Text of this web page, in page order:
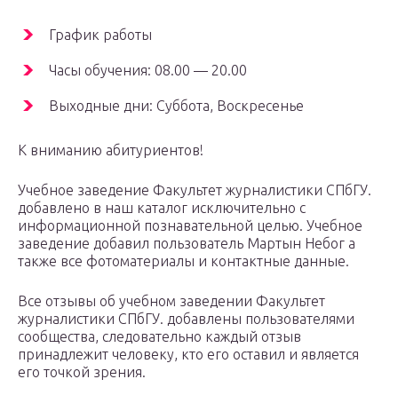
График работы
Часы обучения: 08.00 — 20.00
Выходные дни: Суббота, Воскресенье
К вниманию абитуриентов!
Учебное заведение Факультет журналистики СПбГУ.
добавлено в наш каталог исключительно с
информационной познавательной целью. Учебное
заведение добавил пользователь Мартын Небог а
также все фотоматериалы и контактные данные.
Все отзывы об учебном заведении Факультет
журналистики СПбГУ. добавлены пользователями
сообщества, следовательно каждый отзыв
принадлежит человеку, кто его оставил и является
его точкой зрения.